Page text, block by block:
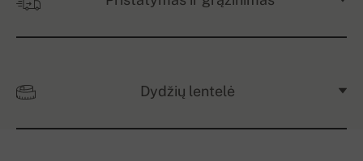
Dydžių lentelė